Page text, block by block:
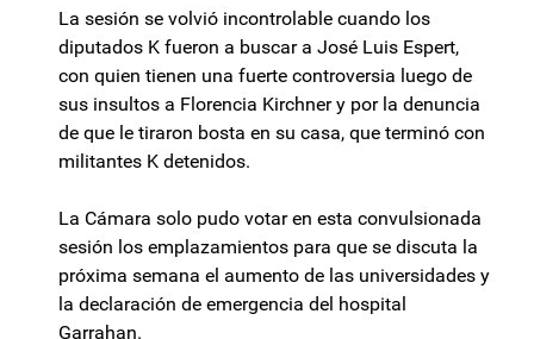
La sesión se volvió incontrolable cuando los
diputados K fueron a buscar a José Luis Espert,
con quien tienen una fuerte controversia luego de
sus insultos a Florencia Kirchner y por la denuncia
de que le tiraron bosta en su casa, que terminó con
militantes K detenidos.
La Cámara solo pudo votar en esta convulsionada
sesión los emplazamientos para que se discuta la
próxima semana el aumento de las universidades y
la declaración de emergencia del hospital
Garrahan.